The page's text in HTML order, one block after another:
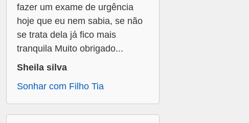
fazer um exame de urgência
hoje que eu nem sabia, se não
se trata dela já fico mais
tranquila Muito obrigado...
Sheila silva
Sonhar com Filho Tia